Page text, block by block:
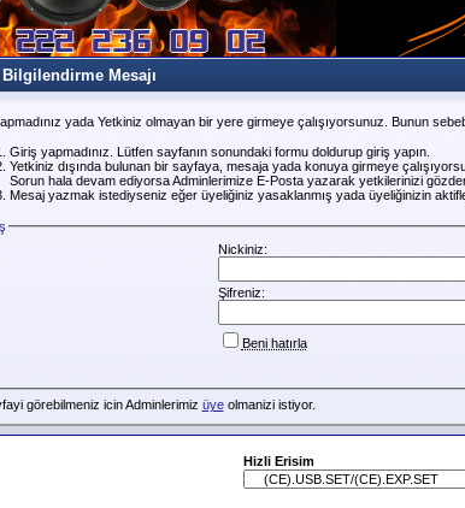
Bilgilendirme Mesajı
yada Yetkiniz olmayan bir yere girmeye çalışıyorsunuz. Bunun
Giriş yapmadınız. Lütfen sayfanın sonundaki formu doldurup giriş yapın.
Yetkiniz dışında bulunan bir sayfaya, mesaja yada konuya girmeye
Sorun hala devam ediyorsa Adminlerimize E-Posta yazarak yetkilerinizi
Mesaj yazmak istediyseniz eğer üyeliğiniz yasaklanmış yada üyeliğinizin
Nickiniz:
Şifreniz:
Beni hatırla
görebilmeniz icin Adminlerimiz üyeolmanizi istiyor.
Hizli Erisim